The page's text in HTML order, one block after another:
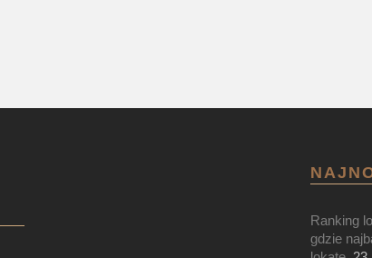
Ranking
gdzie